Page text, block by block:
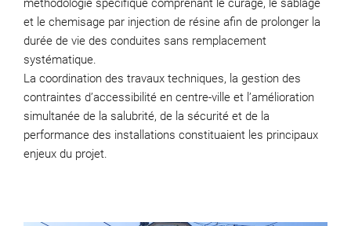
méthodologie spécifique comprenant le curage, le sablage
et le chemisage par injection de résine afin de prolonger la
durée de vie des conduites sans remplacement
systématique.
La coordination des travaux techniques, la gestion des
contraintes d’accessibilité en centre-ville et l’amélioration
simultanée de la salubrité, de la sécurité et de la
performance des installations constituaient les principaux
enjeux du projet.